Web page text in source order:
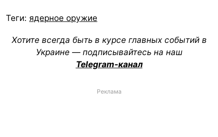
Теги: ядерное оружие
Хотите всегда быть в курсе главных событий в
Украине — подписывайтесь на наш
Telegram-канал
Реклама